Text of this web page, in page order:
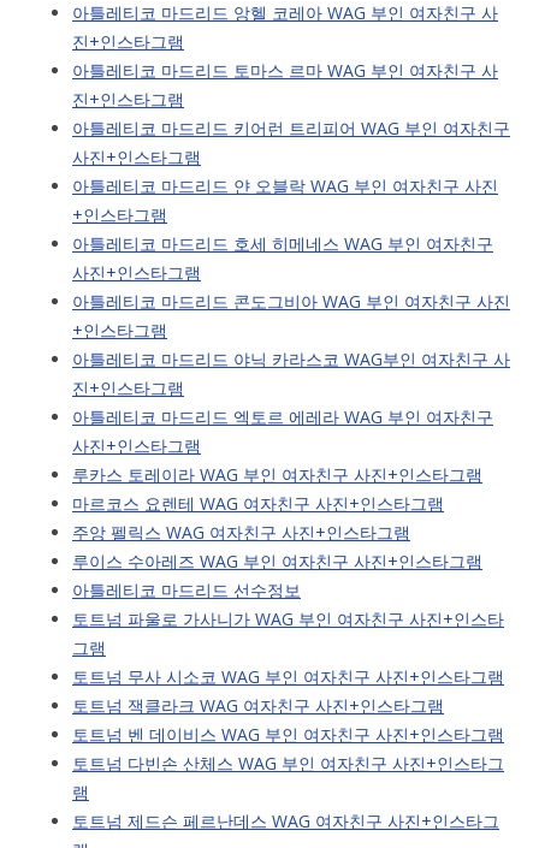
아틀레티코 마드리드 앙헬 코레아 WAG 부인 여자친구 사
진+인스타그램
아틀레티코 마드리드 토마스 르마 WAG 부인 여자친구 사
진+인스타그램
아틀레티코 마드리드 키어런 트리피어 WAG 부인 여자친구
사진+인스타그램
아틀레티코 마드리드 얀 오블락 WAG 부인 여자친구 사진
+인스타그램
아틀레티코 마드리드 호세 히메네스 WAG 부인 여자친구
사진+인스타그램
아틀레티코 마드리드 콘도그비아 WAG 부인 여자친구 사진
+인스타그램
아틀레티코 마드리드 야닉 카라스코 WAG부인 여자친구 사
진+인스타그램
아틀레티코 마드리드 엑토르 에레라 WAG 부인 여자친구
사진+인스타그램
루카스 토레이라 WAG 부인 여자친구 사진+인스타그램
마르코스 요렌테 WAG 여자친구 사진+인스타그램
주앙 펠릭스 WAG 여자친구 사진+인스타그램
루이스 수아레즈 WAG 부인 여자친구 사진+인스타그램
아틀레티코 마드리드 선수정보
토트넘 파울로 가사니가 WAG 부인 여자친구 사진+인스타
그램
토트넘 무사 시소코 WAG 부인 여자친구 사진+인스타그램
토트넘 잭클라크 WAG 여자친구 사진+인스타그램
토트넘 벤 데이비스 WAG 부인 여자친구 사진+인스타그램
토트넘 다빈손 산체스 WAG 부인 여자친구 사진+인스타그
램
토트넘 제드슨 페르난데스 WAG 여자친구 사진+인스타그